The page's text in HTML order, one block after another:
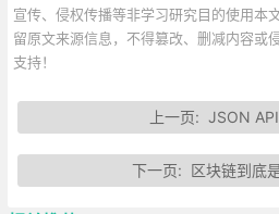
宣传、侵权传播等非学习研究目的使用本
留原文来源信息，不得篡改、删减内容或
支持！
上一页:JSON
下一页: 区块链到底